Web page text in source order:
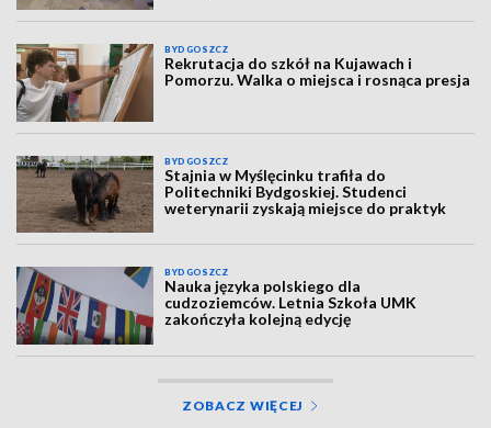
BYDGOSZCZ
Rekrutacja do szkół na Kujawach i
Pomorzu. Walka o miejsca i rosnąca presja
BYDGOSZCZ
Stajnia w Myślęcinku trafiła do
Politechniki Bydgoskiej. Studenci
weterynarii zyskają miejsce do praktyk
BYDGOSZCZ
Nauka języka polskiego dla
cudzoziemców. Letnia Szkoła UMK
zakończyła kolejną edycję
ZOBACZ WIĘCEJ